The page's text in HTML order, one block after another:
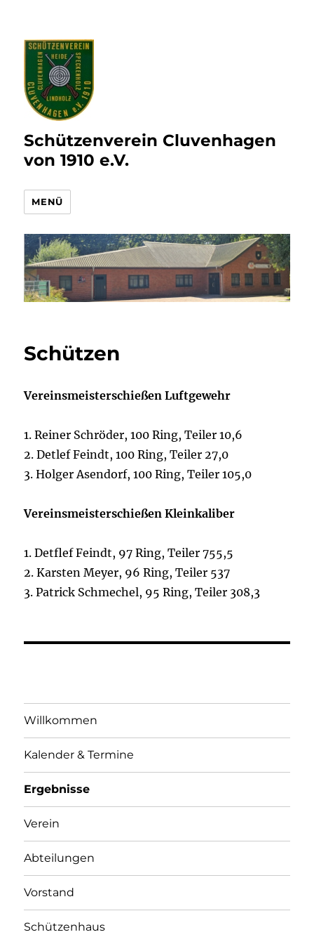
Schützenverein Cluvenhagen
von 1910 e.V.
MENÜ
Schützen
Vereinsmeisterschießen Luftgewehr
1. Reiner Schröder, 100 Ring, Teiler 10,6
2. Detlef Feindt, 100 Ring, Teiler 27,0
3. Holger Asendorf, 100 Ring, Teiler 105,0
Vereinsmeisterschießen Kleinkaliber
1. Detflef Feindt, 97 Ring, Teiler 755,5
2. Karsten Meyer, 96 Ring, Teiler 537
3. Patrick Schmechel, 95 Ring, Teiler 308,3
Willkommen
Kalender & Termine
Ergebnisse
Verein
Abteilungen
Vorstand
Schützenhaus